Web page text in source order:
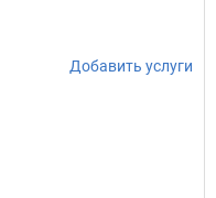
Добавить услуги